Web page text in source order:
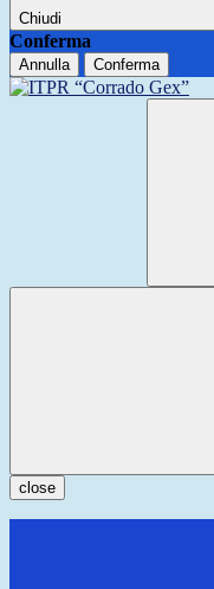
Chiudi
Conferma
Annulla Conferma
close